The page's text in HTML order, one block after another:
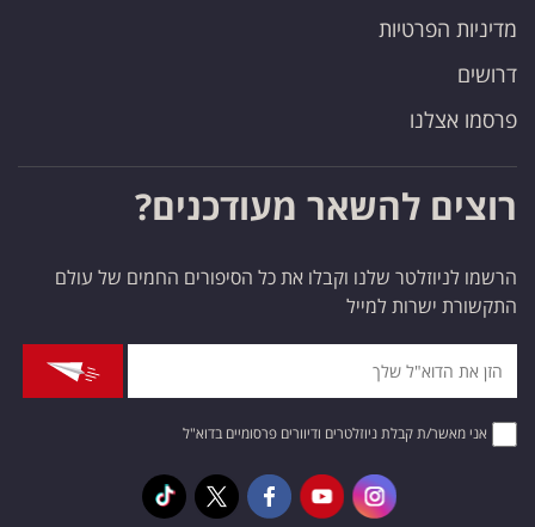
מדיניות הפרטיות
דרושים
פרסמו אצלנו
רוצים להשאר מעודכנים?
הרשמו לניוזלטר שלנו וקבלו את כל הסיפורים החמים של עולם
התקשורת ישרות למייל
אני מאשר/ת קבלת ניוזלטרים ודיוורים פרסומיים בדוא"ל